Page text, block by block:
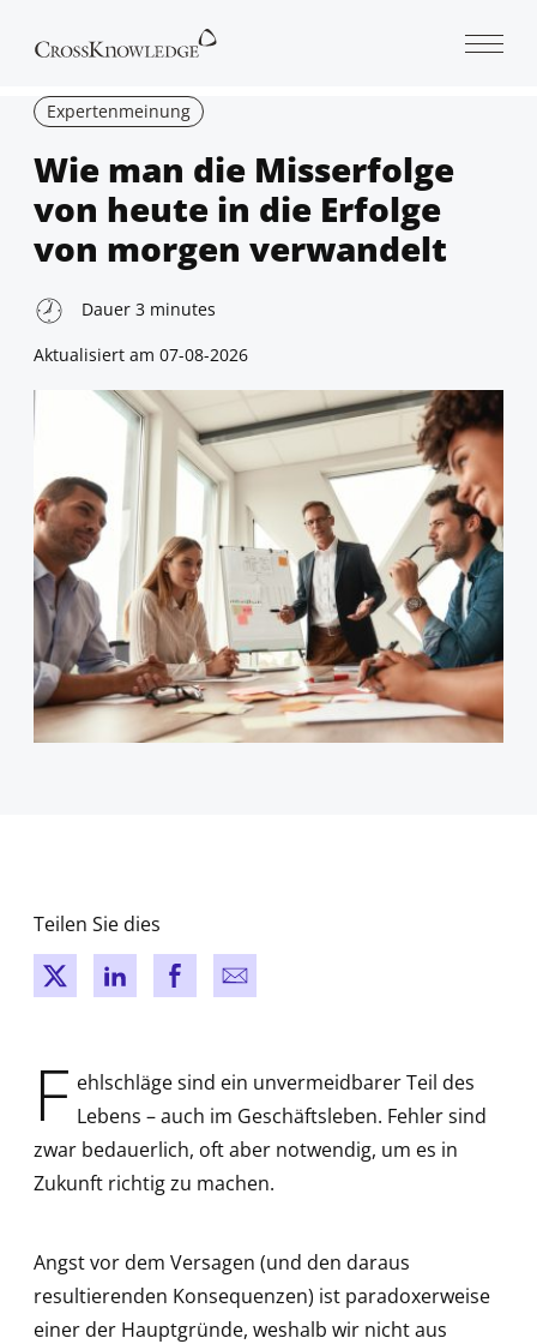
Expertenmeinung
Wie man die Misserfolge
von heute in die Erfolge
von morgen verwandelt
Dauer 3 minutes
Aktualisiert am 07-08-2026
Teilen Sie dies
New windowNew window
New windowNew window
F ehlschläge sind ein unvermeidbarer Teil des
Lebens – auch im Geschäftsleben. Fehler sind
zwar bedauerlich, oft aber notwendig, um es in
Zukunft richtig zu machen.
Angst vor dem Versagen (und den daraus
resultierenden Konsequenzen) ist paradoxerweise
einer der Hauptgründe, weshalb wir nicht aus